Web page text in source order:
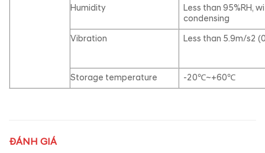
Humidity
Less than 95%RH,
condensing
Vibration
Less than 5.9m/s2
Storage temperature -20℃~+60℃
ĐÁNH GIÁ